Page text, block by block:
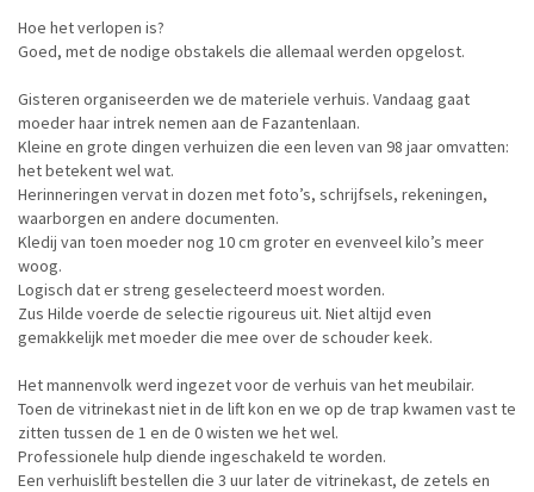
Hoe het verlopen is?
Goed, met de nodige obstakels die allemaal werden opgelost.
Gisteren organiseerden we de materiele verhuis. Vandaag gaat
moeder haar intrek nemen aan de Fazantenlaan.
Kleine en grote dingen verhuizen die een leven van 98 jaar omvatten:
het betekent wel wat.
Herinneringen vervat in dozen met foto’s, schrijfsels, rekeningen,
waarborgen en andere documenten.
Kledij van toen moeder nog 10 cm groter en evenveel kilo’s meer
woog.
Logisch dat er streng geselecteerd moest worden.
Zus Hilde voerde de selectie rigoureus uit. Niet altijd even
gemakkelijk met moeder die mee over de schouder keek.
Het mannenvolk werd ingezet voor de verhuis van het meubilair.
Toen de vitrinekast niet in de lift kon en we op de trap kwamen vast te
zitten tussen de 1 en de 0 wisten we het wel.
Professionele hulp diende ingeschakeld te worden.
Een verhuislift bestellen die 3 uur later de vitrinekast, de zetels en